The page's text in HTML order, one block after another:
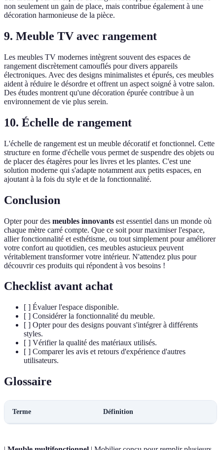
non seulement un gain de place, mais contribue également à une
décoration harmonieuse de la pièce.
9. Meuble TV avec rangement
Les meubles TV modernes intègrent souvent des espaces de
rangement discrètement camouflés pour divers appareils
électroniques. Avec des designs minimalistes et épurés, ces meubles
aident à réduire le désordre et offrent un aspect soigné à votre salon.
Des études montrent qu'une décoration épurée contribue à un
environnement de vie plus serein.
10. Échelle de rangement
L'échelle de rangement est un meuble décoratif et fonctionnel. Cette
structure en forme d'échelle vous permet de suspendre des objets ou
de placer des étagères pour les livres et les plantes. C'est une
solution moderne qui s'adapte notamment aux petits espaces, en
ajoutant à la fois du style et de la fonctionnalité.
Conclusion
Opter pour des meubles innovants est essentiel dans un monde où
chaque mètre carré compte. Que ce soit pour maximiser l'espace,
allier fonctionnalité et esthétisme, ou tout simplement pour améliorer
votre confort au quotidien, ces meubles astucieux peuvent
véritablement transformer votre intérieur. N'attendez plus pour
découvrir ces produits qui répondent à vos besoins !
Checklist avant achat
[ ] Évaluer l'espace disponible.
[ ] Considérer la fonctionnalité du meuble.
[ ] Opter pour des designs pouvant s'intégrer à différents
styles.
[ ] Vérifier la qualité des matériaux utilisés.
[ ] Comparer les avis et retours d'expérience d'autres
utilisateurs.
Glossaire
Terme Définition